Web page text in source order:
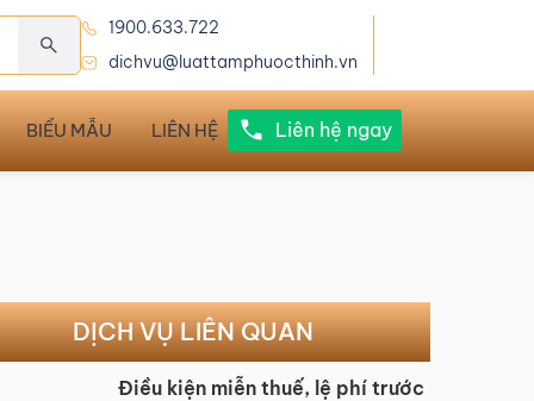
1900.633.722
dichvu@luattamphuocthinh.vn
BIỂU MẪU LIÊN HỆ Liên hệ ngay
DỊCH VỤ LIÊN QUAN
Điều kiện miễn thuế, lệ phí trước